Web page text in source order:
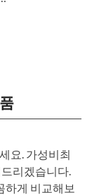
요. 가성비최
리겠습니다.
하게 비교해보